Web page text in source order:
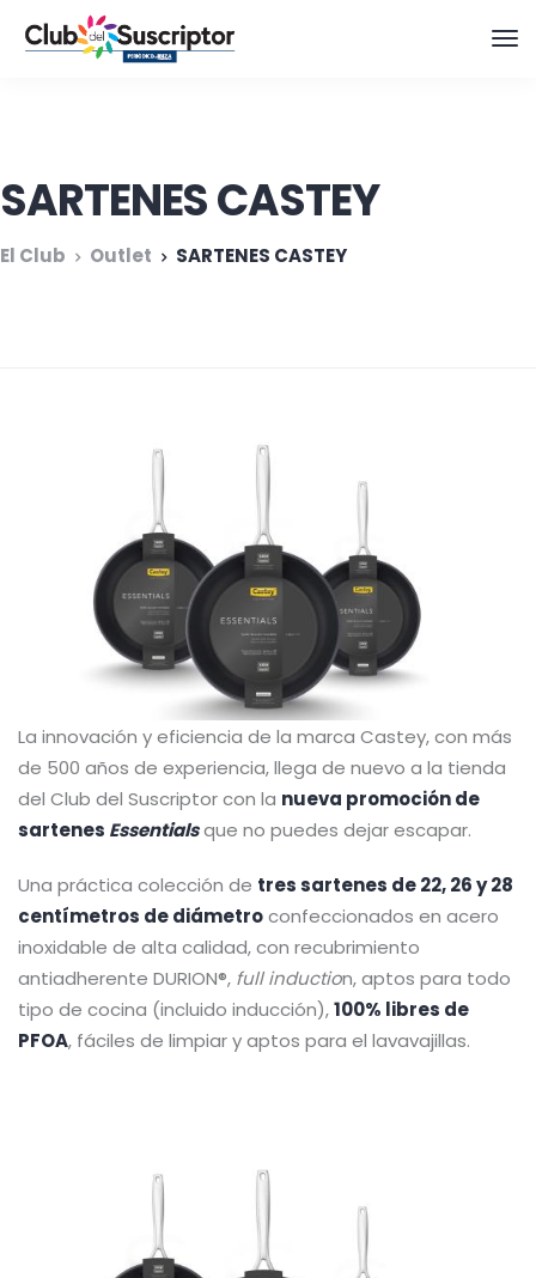
SARTENES CASTEY
El Club Outlet SARTENES CASTEY
La innovación y eficiencia de la marca Castey, con más
de 500 años de experiencia, llega de nuevo a la tienda
del Club del Suscriptor con la nueva promoción de
sartenes Essentialsque no puedes dejar escapar.
Una práctica colección de tres sartenes de 22, 26 y 28
centímetros de diámetroconfeccionados en acero
inoxidable de alta calidad, con recubrimiento
antiadherente DURION®, full induction, aptos para todo
tipo de cocina (incluido inducción),100% libres de
PFOA, fáciles de limpiar y aptos para el lavavajillas.